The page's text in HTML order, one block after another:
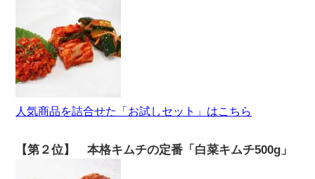
人気商品を詰合せた「お試しセット」はこちら
【第２位】 本格キムチの定番「白菜キムチ500g」